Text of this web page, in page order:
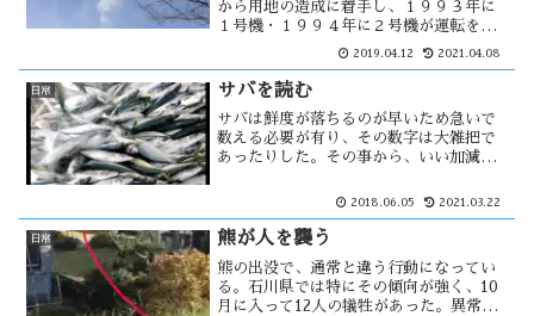
から用地の造成に着手し、１９９３年に
１号機・１９９４年に２号機が運転を開
始した。現在は３号機が建設中で、燃料
には石炭が使われている。その発端にな
ったのがオイルショックです。そして今
後は、洋上風力発電の建設に・・
2019.04.12 2021.04.08
日常 サバを読む
サバは鮮度が落ちるのが早いため急いで
数える必要が有り、その数字は大雑把で
あったりした。その事から、いい加減な
す。先日、詐欺師・山辺節子の事がテレ
だったが、38歳で通していた・・
2018.06.05 2021.03.22
日常 熊が人を襲う
熊の出没で、通常と違う行動になってい
る。石川県では特にその傾向が強く、10
月に入って12人の犠牲があった。異常な